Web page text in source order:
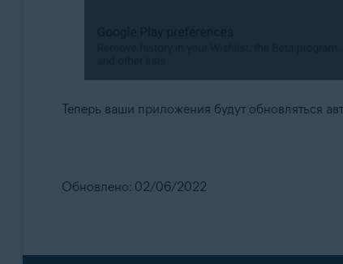
Теперь ваши приложения будут обновляться
Обновлено: 02/06/2022